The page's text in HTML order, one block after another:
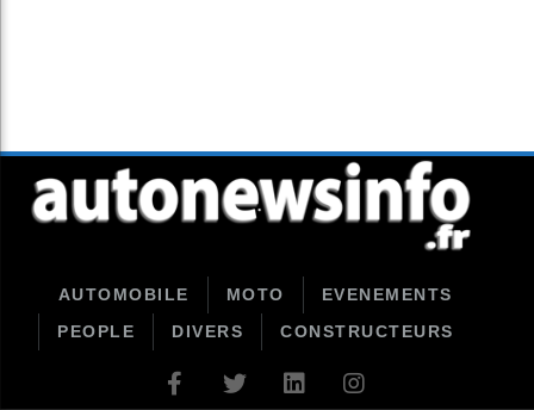
AUTOMOBILE MOTO
EVENEMENTS
PEOPLE
DIVERS CONSTRUCTEURS